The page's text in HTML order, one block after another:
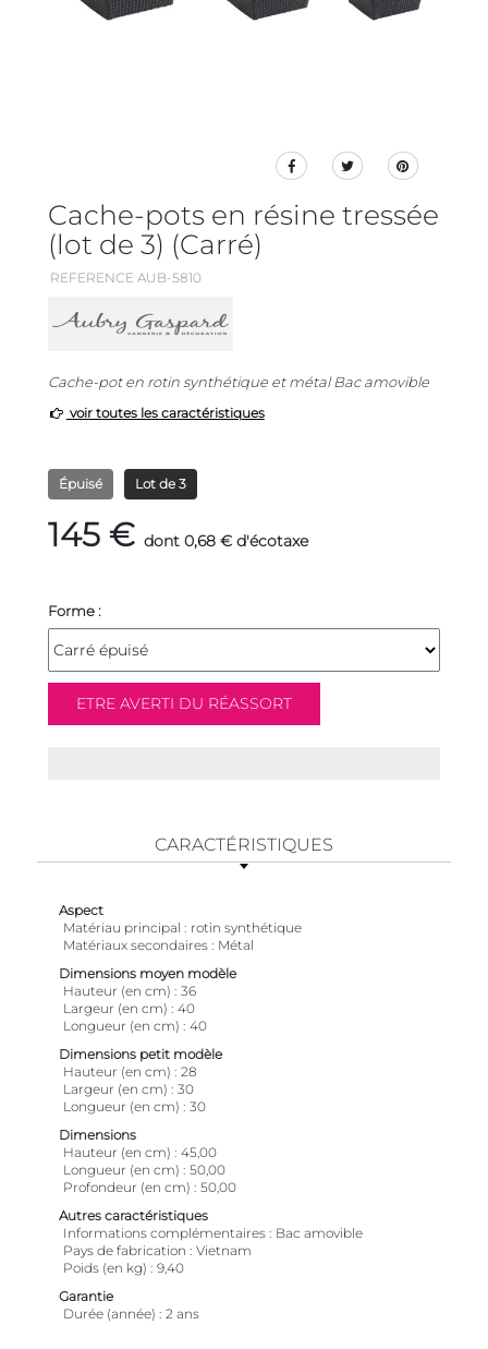
Cache-pots en résine tressée
(lot de 3) (Carré)
REFERENCE AUB-5810
Cache-pot en rotin synthétique et métal Bac amovible
voir toutes les caractéristiques
Épuisé Lot de 3
145 € dont 0,68 € d'écotaxe
Forme :
CARACTÉRISTIQUES
Aspect
Matériau principal
rotin synthétique
Matériaux secondaires
Métal
Dimensions moyen modèle
Hauteur (en cm)
36
Largeur (en cm)
40
Longueur (en cm)
40
Dimensions petit modèle
Hauteur (en cm)
28
Largeur (en cm)
30
Longueur (en cm)
30
Dimensions
Hauteur (en cm)
45,00
Longueur (en cm)
50,00
Profondeur (en cm)
50,00
Autres caractéristiques
Informations complémentaires
Bac amovible
Pays de fabrication
Vietnam
Poids (en kg)
9,40
Garantie
Durée (année)
2 ans